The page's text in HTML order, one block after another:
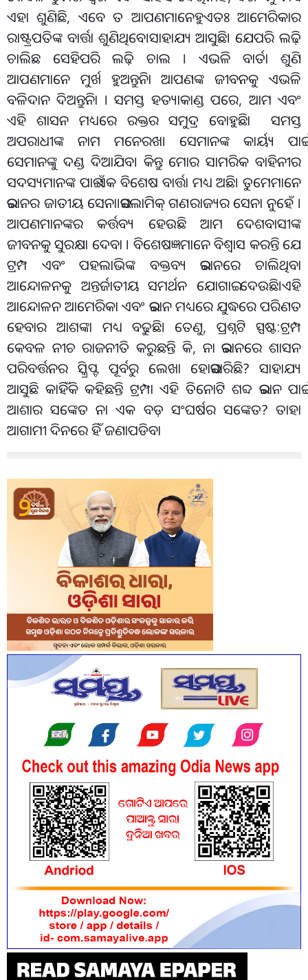
ଏହା ଶୁଣିଛି, ଏବେ ତ ଆପଣମାନେହୁଏତଃ ଆମେରିକାର
ରାଷ୍ଟ୍ରପତିଙ୍କ ବାର୍ତ୍ତା ଶୁଣିଥିବେ।ସାହାଯ୍ୟ ଆସୁଛି। ଯେପରି ଲଢ଼ି
ଚାଲିଛ ସେହିପରି ଲଢ଼ି ଚାଲ । ଏଭଳି ବାର୍ତା ଶୁଣି
ଆପଣମାନେ ମୁର୍ଖ ହୁଅନ୍ତୁନିା ଆପଣଙ୍କ ଜୀବନକୁ ଏଭଳି
ବଳିଦାନ ଦିଅନ୍ତୁନିା । ସମସ୍ତ ହତ୍ୟାକାଣ୍ଡ ପରେ, ଆମ ଏବଂ
ଏହି ଶାସନ ମଧ୍ୟରେ ରକ୍ତର ସମୁଦ୍ର ବୋହୁଛିା ସମସ୍ତ
ଅପରାଧୀଙ୍କ ନାମ ମନେରଖ। ସେମାନଙ୍କ କାର୍ୟ୍ୟ ପାଇଁ
ସେମାନଙ୍କୁ ଦଣ୍ଡ ଦିଆଯିବ। କିନ୍ତୁ ମୋର ସାମରିକ ବାହିନୀର
ସଦସ୍ୟମାନଙ୍କ ପାଇଁ ଏକ ବିଶେଷ ବାର୍ତ୍ତା ମଧ୍ୟ ଅଛି। ତୁମେମାନେ
ଇରାନର ଜାତୀୟ ସେନା।ଇସଲାମିକ୍ ଗଣରାଜ୍ୟର ସେନା ନୁହେଁ ।
ଆପଣମାନଙ୍କର କର୍ତ୍ତବ୍ୟ ହେଉଛି ଆମ ଦେଶବାସୀଙ୍କ
ଜୀବନକୁ ସୁରକ୍ଷା ଦେବା । ବିଶେଷଜ୍ଞମାନେ ବିଶ୍ୱାସ କରନ୍ତି ଯେ
ଟ୍ରମ୍ପ ଏବଂ ପହଲାଭିଙ୍କ ବକ୍ତବ୍ୟ ଇରାନରେ ଚାଲିଥିବା
ଆନ୍ଦୋଳନକୁ ଅନ୍ତର୍ଜାତୀୟ ସମର୍ଥନ ଯୋଗାଇ ଦେଉଛି।ଏହି
ଆନ୍ଦୋଳନ ଆମେରିକା ଏବଂ ଇରାନ ମଧ୍ୟରେ ଯୁଦ୍ଧରେ ପରିଣତ
ହେବାର ଆଶଙ୍କା ମଧ୍ୟ ବଢୁଛି। ତେଣୁ, ପ୍ରଶ୍ନଟି ସ୍ପଷ୍ଟ:ଟ୍ରମ୍ପ
କେବଳ ନୀଚ ରାଜନୀତି କରୁଛନ୍ତି କି, ନା ଇରାନରେ ଶାସନ
ପରିବର୍ତ୍ତନର ସ୍କ୍ରିପ୍ଟ ପୂର୍ବରୁ ଲେଖା ହୋଇସାରିଛି? ସାହାଯ୍ୟ
ଆସୁଛି କାହିଁକି କହିଛନ୍ତି ଟ୍ରମ୍ପା ଏହି ତିନୋଟି ଶବ୍ଦ ଇରାନ ପାଇଁ
ଆଶାର ସଙ୍କେତ ନା ଏକ ବଡ଼ ସଂଘର୍ଷର ସଙ୍କେତ? ତାହା
ଆଗାମୀ ଦିନରେ ହିଁ ଜଣାପଡିବା